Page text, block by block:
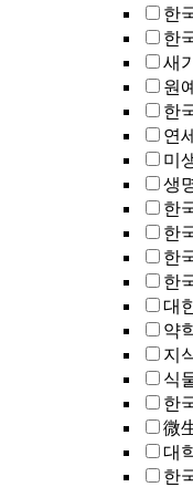
한
한
새
원
한
연
미
생
한
한
한
한
대
약
지
식
한
微
대
한